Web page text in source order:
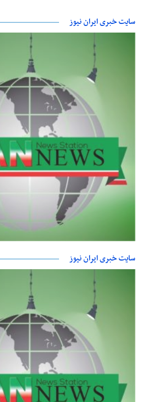
سایت خبری ایران نیوز
سایت خبری ایران نیوز